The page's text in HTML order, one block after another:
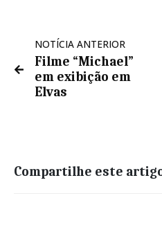
NOTÍCIA ANTERIOR
Filme “Michael”
em exibição em
Elvas
Compartilhe este